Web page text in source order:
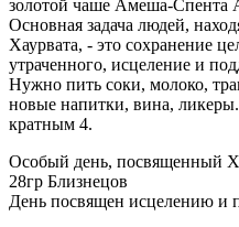
золотой чаше Амеша-Спента
Основная задача людей,
Хаурвата, - это сохранение
утраченного, исцеление и
Нужно пить соки, молоко,
новые напитки, вина,
кратным 4.
Особый день, посвященный
28гр Близнецов
День посвящен исцелению и